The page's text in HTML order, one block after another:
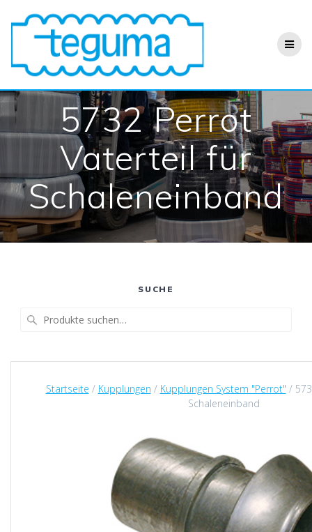
Inhalt
springen
5732 Perrot
Vaterteil für
Schaleneinband
SUCHE
Startseite / Kupplungen / Kupplungen System "Perrot" /
Schaleneinband